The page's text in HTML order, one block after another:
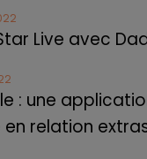
Live avec
: une
relation